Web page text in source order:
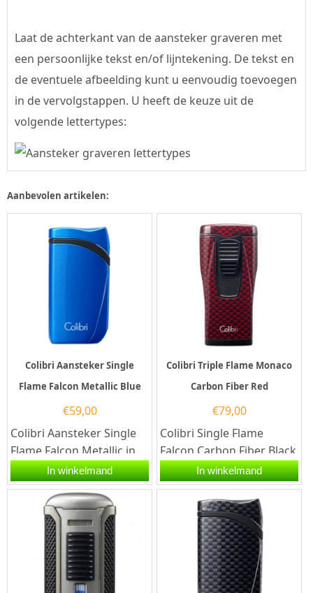
Laat de achterkant van de aansteker graveren met
een persoonlijke tekst en/of lijntekening. De tekst en
de eventuele afbeelding kunt u eenvoudig toevoegen
in de vervolgstappen. U heeft de keuze uit de
volgende lettertypes:
Aanbevolen artikelen:
Colibri Aansteker Single
Flame Falcon Metallic Blue
€59,00
Colibri Aansteker Single
Flame Falcon Metallic in
de kleur blauw. Deze
Colibri aansteker heeft
In winkelmand
Colibri Triple Flame Monaco
Carbon Fiber Red
€79,00
Colibri Single Flame
Falcon Carbon Fiber Black
in kleur zwart. Deze
Colibri aansteker heeft
In winkelmand